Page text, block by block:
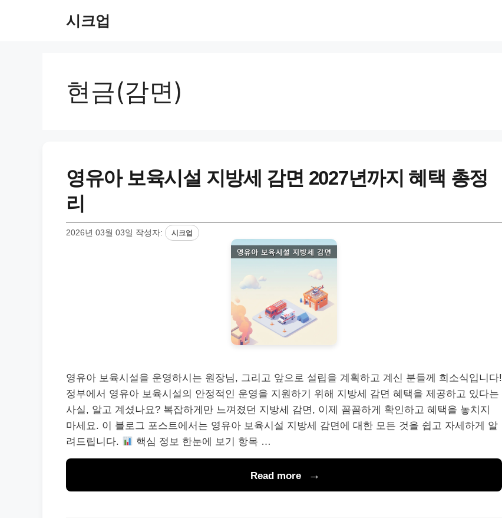
시크업
현금(감면)
영유아 보육시설 지방세 감면 2027년까지 혜택 총정
리
2026년 03월 03일 작성자: 시크업
영유아 보육시설을 운영하시는 원장님, 그리고 앞으로 설립을 계획하고 계신 분들께 희소식입니다!
정부에서 영유아 보육시설의 안정적인 운영을 지원하기 위해 지방세 감면 혜택을 제공하고 있다는
사실, 알고 계셨나요? 복잡하게만 느껴졌던 지방세 감면, 이제 꼼꼼하게 확인하고 혜택을 놓치지
마세요. 이 블로그 포스트에서는 영유아 보육시설 지방세 감면에 대한 모든 것을 쉽고 자세하게 알
려드립니다.
핵심 정보 한눈에 보기 항목 …
Read more